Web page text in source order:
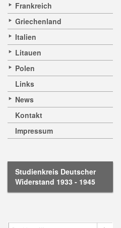
Frankreich
Griechenland
Italien
Litauen
Polen
Links
News
Kontakt
Impressum
Studienkreis Deutscher
Widerstand 1933 - 1945